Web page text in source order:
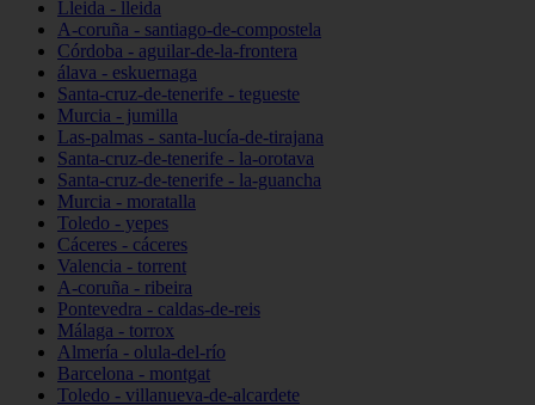
Lleida - lleida
A-coruña - santiago-de-compostela
Córdoba - aguilar-de-la-frontera
álava - eskuernaga
Santa-cruz-de-tenerife - tegueste
Murcia - jumilla
Las-palmas - santa-lucía-de-tirajana
Santa-cruz-de-tenerife - la-orotava
Santa-cruz-de-tenerife - la-guancha
Murcia - moratalla
Toledo - yepes
Cáceres - cáceres
Valencia - torrent
A-coruña - ribeira
Pontevedra - caldas-de-reis
Málaga - torrox
Almería - olula-del-río
Barcelona - montgat
Toledo - villanueva-de-alcardete